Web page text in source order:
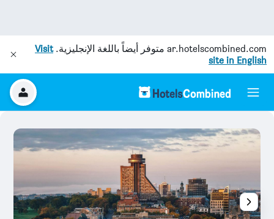
ar.hotelscombined.com متوفر أيضاً باللغة الإنجليزية.Visit
site in English